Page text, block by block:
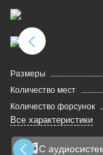
Размеры
Количество мест
Количество форсунок
Все характеристики
С